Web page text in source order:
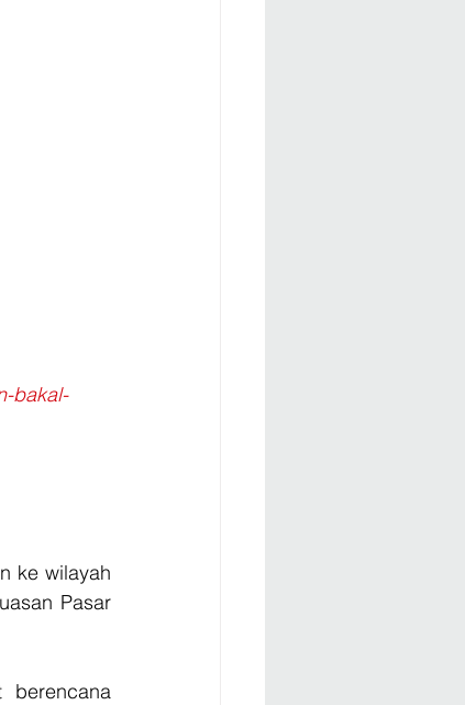
bakal-
ke wilayah
Pasar
berencana